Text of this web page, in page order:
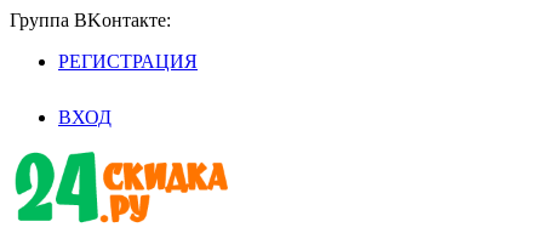
Группа BKoнтaктe:
РЕГИСТРАЦИЯ
ВХОД